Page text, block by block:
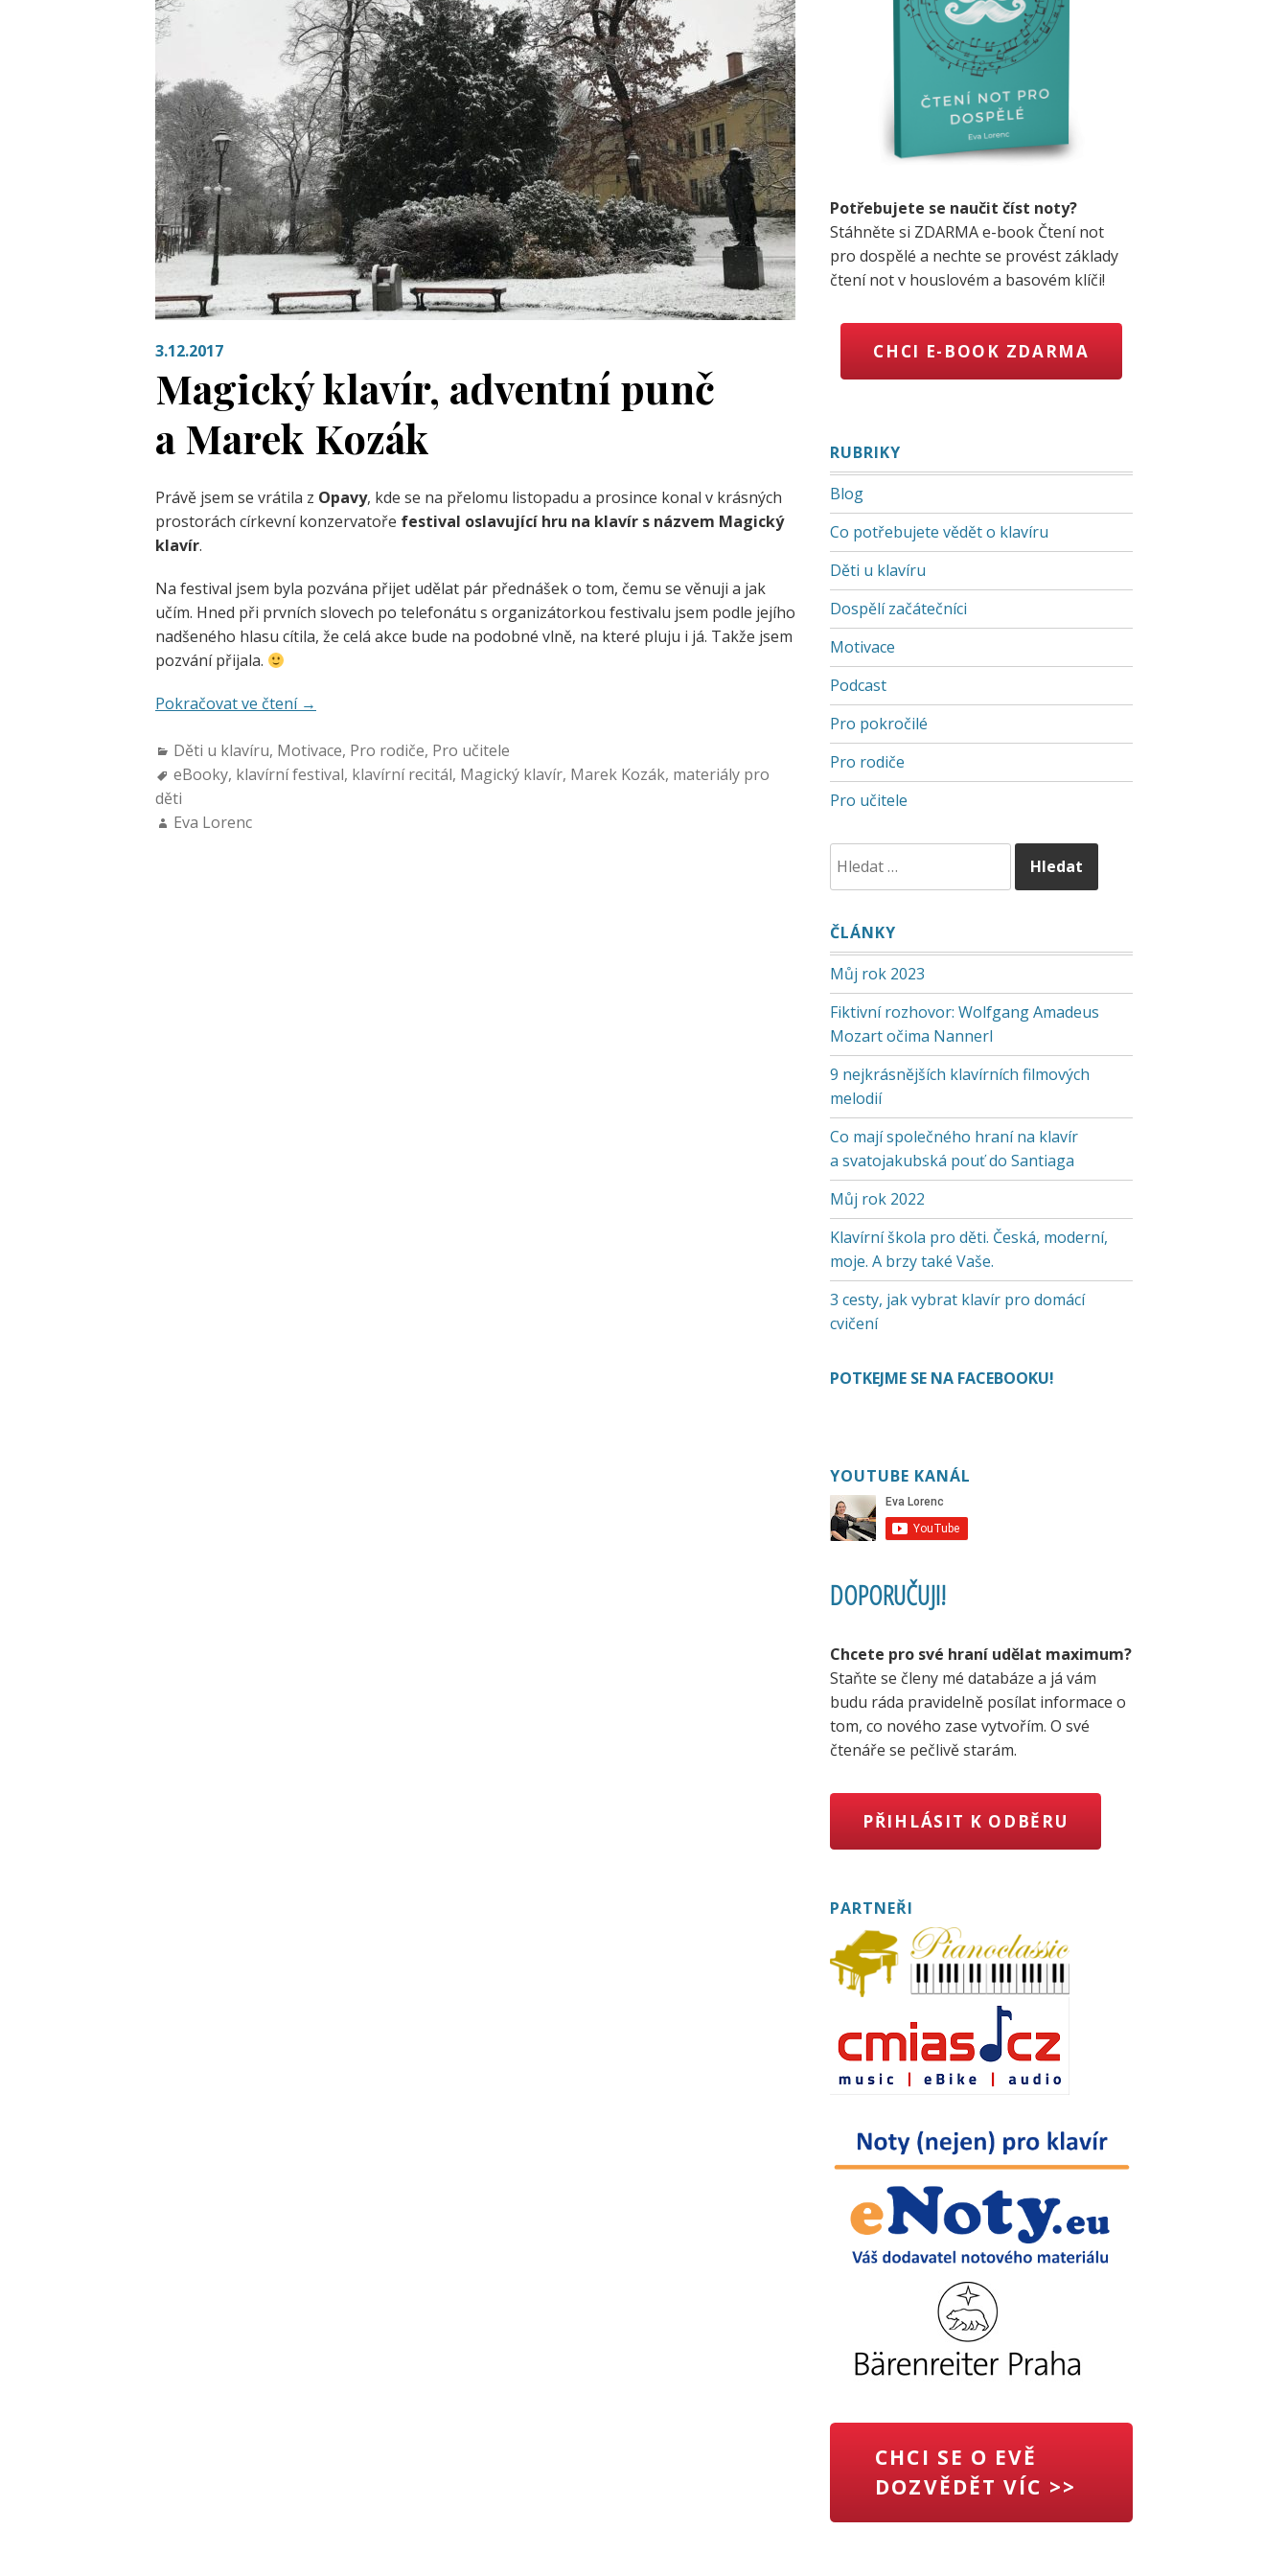
3.12.2017
Magický klavír, adventní punč
a Marek Kozák
Právě jsem se vrátila z Opavy, kde se na přelomu listopadu a prosince konal v krásných
prostorách církevní konzervatoře festival oslavující hru na klavír s názvem Magický
klavír.
Na festival jsem byla pozvána přijet udělat pár přednášek o tom, čemu se věnuji a jak
učím. Hned při prvních slovech po telefonátu s organizátorkou festivalu jsem podle jejího
nadšeného hlasu cítila, že celá akce bude na podobné vlně, na které pluju i já. Takže jsem
pozvání přijala.
Pokračovat ve čtení →
Děti u klavíru, Motivace, Pro rodiče, Pro učitele
eBooky, klavírní festival, klavírní recitál, Magický klavír, Marek Kozák, materiály pro
děti
Eva Lorenc
Potřebujete se naučit číst noty?
Stáhněte si ZDARMA e-book Čtení not
pro dospělé a nechte se provést základy
čtení not v houslovém a basovém klíči!
CHCI E-BOOK ZDARMA
RUBRIKY
Blog
Co potřebujete vědět o klavíru
Děti u klavíru
Dospělí začátečníci
Motivace
Podcast
Pro pokročilé
Pro rodiče
Pro učitele
ČLÁNKY
Můj rok 2023
Fiktivní rozhovor: Wolfgang Amadeus
Mozart očima Nannerl
9 nejkrásnějších klavírních filmových
melodií
Co mají společného hraní na klavír
a svatojakubská pouť do Santiaga
Můj rok 2022
Klavírní škola pro děti. Česká, moderní,
moje. A brzy také Vaše.
3 cesty, jak vybrat klavír pro domácí
cvičení
POTKEJME SE NA FACEBOOKU!
YOUTUBE KANÁL
DOPORUČUJI!
Chcete pro své hraní udělat maximum?
Staňte se členy mé databáze a já vám
budu ráda pravidelně posílat informace o
tom, co nového zase vytvořím. O své
čtenáře se pečlivě starám.
PŘIHLÁSIT K ODBĚRU
PARTNEŘI
CHCI SE O EVĚ
DOZVĚDĚT VÍC >>